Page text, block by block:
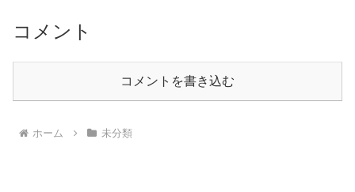
コメント
コメントを書き込む
ホーム 未分類